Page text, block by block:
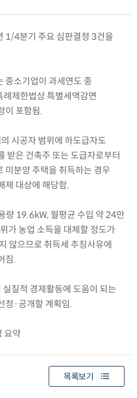
1/4분기 주요 심판결정 3건을
중소기업이 과세연도 중
제한법상 특별세액감면
이 포함됨.
시공자 범위에 하도급자도
받은 건축주 또는 도급자로부터
미분양 주택을 취득하는 경우
제 대상에 해당함.
량 19.6kW, 월평균 수입 약 24만
가 농업 소득을 대체할 정도가
않으므로 취득세 추징사유에
짐.
질적 경제활동에 도움이 되는
정·공개할 계획임.
요약
목록보기